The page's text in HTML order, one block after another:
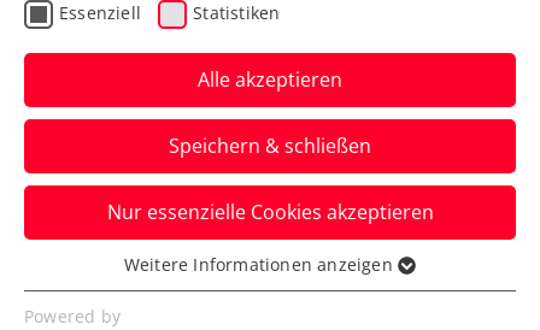
Erler/Mies begeistern:
Halbfinale beim Generali
Open Kitzbühel
Der Tiroler Hausherr und der Deutsche
nehmen beim ATP-250-Turnier das
Nummer-eins-Doppel raus.
Verfasst von: Manuel Wachta, 25.07.2024
Essenziell Statistiken
Alle akzeptieren
Speichern & schließen
Nur essenzielle Cookies akzeptieren
Essenziell
Essenzielle Cookies werden für grundlegende
Weitere Informationen anzeigen
Powered by